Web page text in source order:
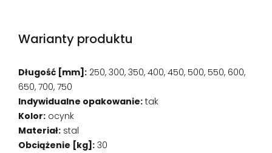
Warianty produktu
Długość [mm]: 250, 300, 350, 400, 450, 500, 550, 600,
650, 700, 750
Indywidualne opakowanie: tak
Kolor: ocynk
Materiał: stal
Obciążenie [kg]: 30